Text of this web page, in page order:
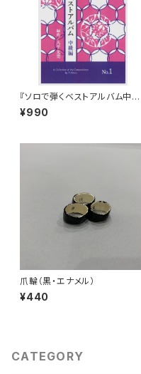
『ソロで弾くベストアルバム中級
編 No.1 』
¥990
爪輪（黒・エナメル）
¥440
CATEGORY